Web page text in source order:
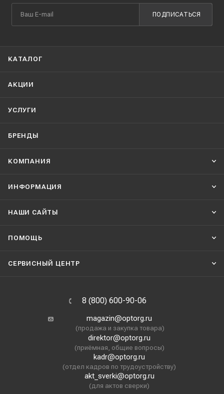
ПОДПИСАТЬСЯ
КАТАЛОГ
АКЦИИ
УСЛУГИ
БРЕНДЫ
КОМПАНИЯ
ИНФОРМАЦИЯ
НАШИ CАЙТЫ
ПОМОЩЬ
СЕРВИСНЫЙ ЦЕНТР
8 (800) 600-90-06
magazin@optorg.ru
(продажа и закупка товара)
direktor@optorg.ru
(приёмная, общие вопросы)
kadr@optorg.ru
(отдел кадров по трудоустройству)
akt_sverki@optorg.ru
(для актов сверки)